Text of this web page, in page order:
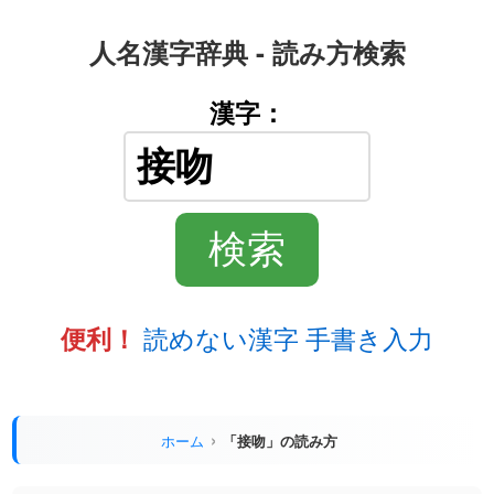
人名漢字辞典 - 読み方検索
漢字：
便利！ 読めない漢字 手書き入力
ホーム 「接吻」の読み方